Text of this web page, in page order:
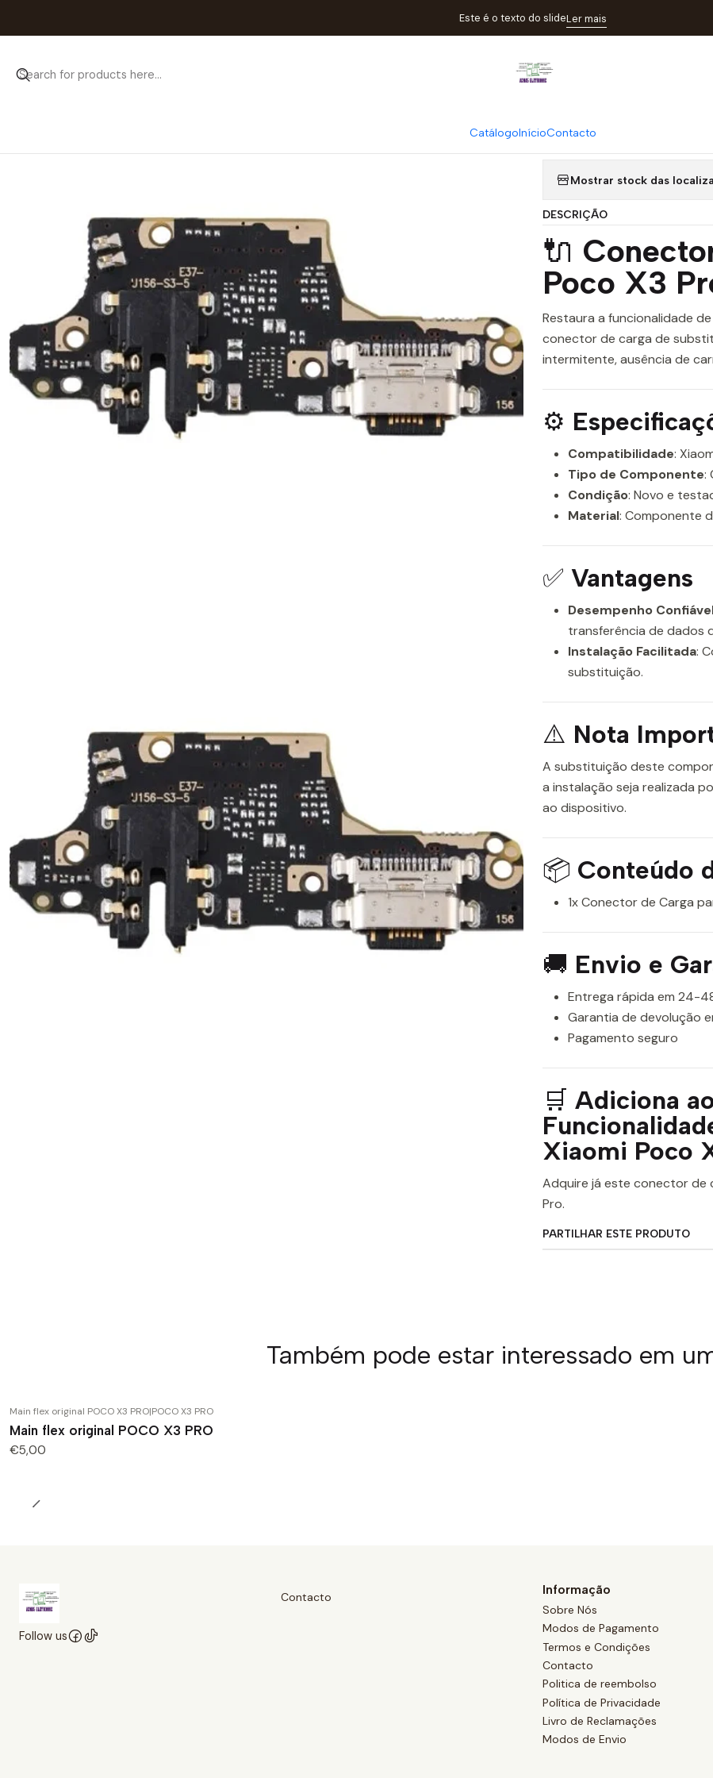
CatálogoInícioContacto
Este é o texto do slideLer mais
Componentes Conector de carga POCO X3 PRO
|
Conector de
Mostrar stock das
DESCRIÇÃO
🔌
Poco X3
Restaura a funcionalidade
conector de carga de
intermitente, ausência de
⚙️
Compatibilidade:
Tipo de Componente:
Condição: Novo e
Material: Componente
✅ Vantagens
Desempenho
transferência de dados
Instalação Facilitada:
substituição.
⚠️ Nota
A substituição deste
a instalação seja realizada
ao dispositivo.
📦 Conteúdo
1x Conector de Carga
🚚 Envio e
Entrega rápida em 24-
Garantia de devolução
Pagamento seguro
🛒 Adiciona
Xiaomi Poco
Adquire já este conector de
Pro.
PARTILHAR ESTE PRODUTO
Também pode estar interessado em
Main flex original POCO X3 PRO|POCO X3 PRO
Main flex original POCO X3 PRO
€5,00
Follow us
Contacto
Informação
Sobre Nós
Modos de Pagamento
Termos e Condições
Contacto
Politica de reembolso
Política de Privacidade
Livro de Reclamações
Modos de Envio